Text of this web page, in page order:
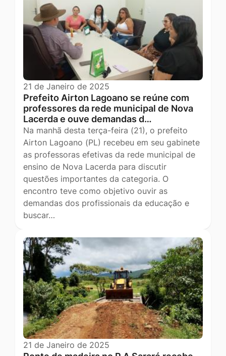
21 de Janeiro de 2025
Prefeito Airton Lagoano se reúne com
professores da rede municipal de Nova
Lacerda e ouve demandas d…
Na manhã desta terça-feira (21), o prefeito
Airton Lagoano (PL) recebeu em seu gabinete
as professoras efetivas da rede municipal de
ensino de Nova Lacerda para discutir
questões importantes da categoria. O
encontro teve como objetivo ouvir as
demandas dos profissionais da educação e
buscar…
21 de Janeiro de 2025